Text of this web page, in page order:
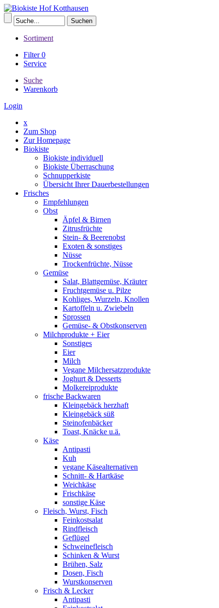
Sortiment
Filter0
Service
Suche
Warenkorb
Login
x
Zum Shop
Zur Homepage
Biokiste
Biokiste individuell
Biokiste Überraschung
Schnupperkiste
Übersicht Ihrer Dauerbestellungen
Frisches
Empfehlungen
Obst
Äpfel & Birnen
Zitrusfrüchte
Stein- & Beerenobst
Exoten & sonstiges
Nüsse
Trockenfrüchte, Nüsse
Gemüse
Salat, Blattgemüse, Kräuter
Fruchtgemüse u. Pilze
Kohliges, Wurzeln, Knollen
Kartoffeln u. Zwiebeln
Sprossen
Gemüse- & Obstkonserven
Milchprodukte + Eier
Sonstiges
Eier
Milch
Vegane Milchersatzprodukte
Joghurt & Desserts
Molkereiprodukte
frische Backwaren
Kleingebäck herzhaft
Kleingebäck süß
Steinofenbäcker
Toast, Knäcke u.ä.
Käse
Antipasti
Kuh
vegane Käsealternativen
Schnitt- & Hartkäse
Weichkäse
Frischkäse
sonstige Käse
Fleisch, Wurst, Fisch
Feinkostsalat
Rindfleisch
Geflügel
Schweinefleisch
Schinken & Wurst
Brühen, Salz
Dosen, Fisch
Wurstkonserven
Frisch & Lecker
Antipasti